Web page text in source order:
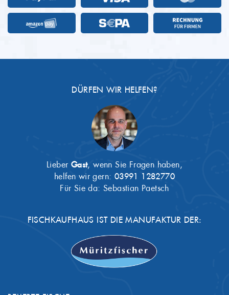
DÜRFEN WIR HELFEN?
Lieber Gast, wenn Sie Fragen haben,
helfen wir gern: 03991 1282770
Für Sie da: Sebastian Paetsch
FISCHKAUFHAUS IST DIE MANUFAKTUR DER: